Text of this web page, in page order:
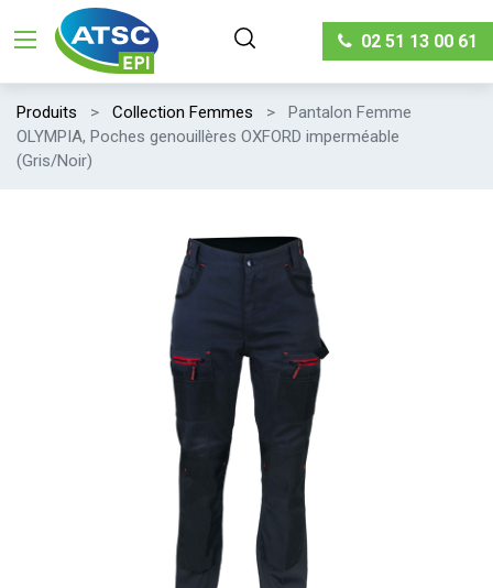
02 51 13 00 61
Produits Collection Femmes
Pantalon Femme
OLYMPIA, Poches genouillères OXFORD imperméable
(Gris/Noir)